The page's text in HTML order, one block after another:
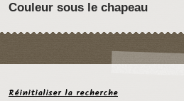
Couleur sous le chapeau
Réinitialiser la recherche